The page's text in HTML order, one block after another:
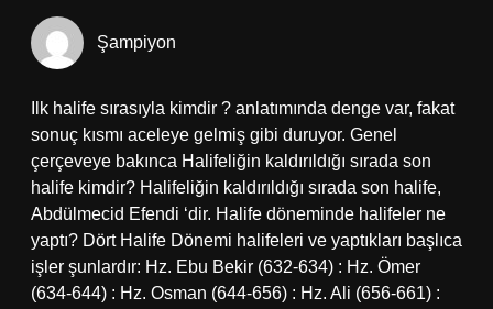
Şampiyon
Ilk halife sırasıyla kimdir ? anlatımında denge var, fakat
sonuç kısmı aceleye gelmiş gibi duruyor. Genel
çerçeveye bakınca Halifeliğin kaldırıldığı sırada son
halife kimdir? Halifeliğin kaldırıldığı sırada son halife,
Abdülmecid Efendi ‘dir. Halife döneminde halifeler ne
yaptı? Dört Halife Dönemi halifeleri ve yaptıkları başlıca
işler şunlardır: Hz. Ebu Bekir (632-634) : Hz. Ömer
(634-644) : Hz. Osman (644-656) : Hz. Ali (656-661) :